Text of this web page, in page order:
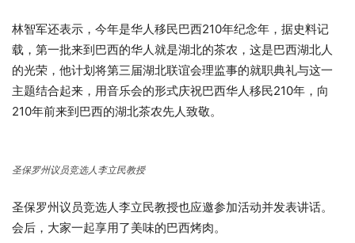
林智军还表示，今年是华人移民巴西210年纪念年，据史料记
载，第一批来到巴西的华人就是湖北的茶农，这是巴西湖北人
的光荣，他计划将第三届湖北联谊会理监事的就职典礼与这一
主题结合起来，用音乐会的形式庆祝巴西华人移民210年，向
210年前来到巴西的湖北茶农先人致敬。
圣保罗州议员竞选人李立民教授
圣保罗州议员竞选人李立民教授也应邀参加活动并发表讲话。
会后，大家一起享用了美味的巴西烤肉。